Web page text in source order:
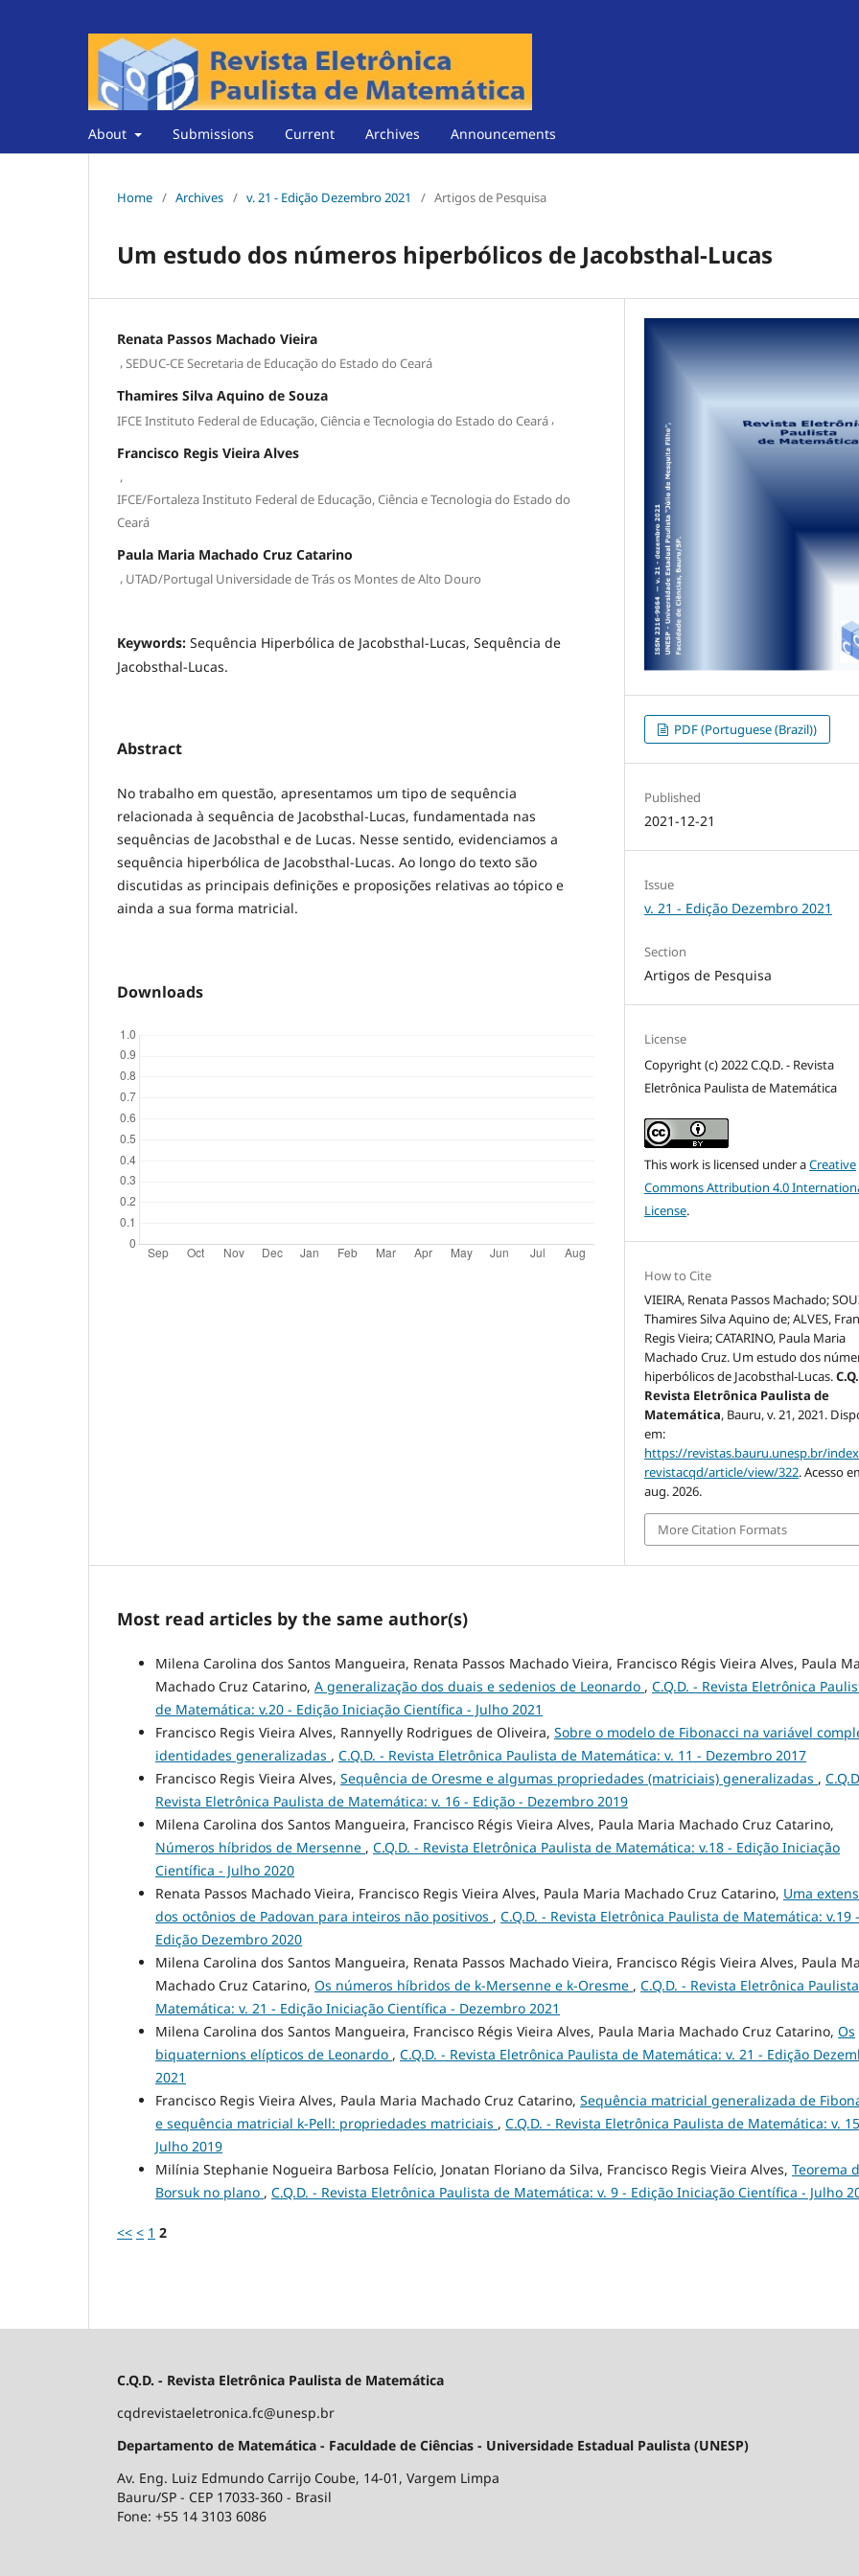
About Submissions Current Archives Announcements
Home / Archives / v. 21 - Edição Dezembro 2021 / Artigos de Pesquisa
Um estudo dos números hiperbólicos de Jacobsthal-Lucas
Renata Passos Machado Vieira
,SEDUC-CE Secretaria de Educação do Estado do Ceará
Thamires Silva Aquino de Souza
IFCE Instituto Federal de Educação, Ciência e Tecnologia do Estado do Ceará ,
Francisco Regis Vieira Alves
,
IFCE/Fortaleza Instituto Federal de Educação, Ciência e Tecnologia do Estado do
Ceará
Paula Maria Machado Cruz Catarino
, UTAD/Portugal Universidade de Trás os Montes de Alto Douro
Keywords: Sequência Hiperbólica de Jacobsthal-Lucas, Sequência de
Jacobsthal-Lucas.
Abstract
No trabalho em questão, apresentamos um tipo de sequência
relacionada à sequência de Jacobsthal-Lucas, fundamentada nas
sequências de Jacobsthal e de Lucas. Nesse sentido, evidenciamos a
sequência hiperbólica de Jacobsthal-Lucas. Ao longo do texto são
discutidas as principais definições e proposições relativas ao tópico e
ainda a sua forma matricial.
Downloads
PDF (Portuguese (Brazil))
Published
2021-12-21
Issue
v. 21 - Edição Dezembro 2021
Section
Artigos de Pesquisa
License
Copyright (c) 2022 C.Q.D. - Revista
Eletrônica Paulista de Matemática
This work is licensed under aCreative
Commons Attribution 4.0
License.
How to Cite
VIEIRA, Renata Passos Machado;
Thamires Silva Aquino de; ALVES,
Regis Vieira; CATARINO, Paula Maria
Machado Cruz. Um estudo dos
hiperbólicos de Jacobsthal-Lucas.
Revista Eletrônica Paulista de
Matemática, Bauru, v. 21, 2021.
em:
https://revistas.bauru.unesp.br/
revistacqd/article/view/322. Acesso
aug. 2026.
More Citation Formats
Most read articles by the same author(s)
Milena Carolina dos Santos Mangueira, Renata Passos Machado Vieira, Francisco Régis Vieira Alves, Paula
Machado Cruz Catarino, A generalização dos duais e sedenios de Leonardo , C.Q.D. - Revista Eletrônica
de Matemática: v.20 - Edição Iniciação Científica - Julho 2021
Francisco Regis Vieira Alves, Rannyelly Rodrigues de Oliveira, Sobre o modelo de Fibonacci na variável
identidades generalizadas , C.Q.D. - Revista Eletrônica Paulista de Matemática: v. 11 - Dezembro 2017
Francisco Regis Vieira Alves, Sequência de Oresme e algumas propriedades (matriciais) generalizadas ,
Revista Eletrônica Paulista de Matemática: v. 16 - Edição - Dezembro 2019
Milena Carolina dos Santos Mangueira, Francisco Régis Vieira Alves, Paula Maria Machado Cruz Catarino,
Números híbridos de Mersenne , C.Q.D. - Revista Eletrônica Paulista de Matemática: v.18 - Edição Iniciação
Científica - Julho 2020
Renata Passos Machado Vieira, Francisco Regis Vieira Alves, Paula Maria Machado Cruz Catarino, Uma
dos octônios de Padovan para inteiros não positivos , C.Q.D. - Revista Eletrônica Paulista de Matemática: v.19 -
Edição Dezembro 2020
Milena Carolina dos Santos Mangueira, Renata Passos Machado Vieira, Francisco Régis Vieira Alves, Paula
Machado Cruz Catarino, Os números híbridos de k-Mersenne e k-Oresme , C.Q.D. - Revista Eletrônica
Matemática: v. 21 - Edição Iniciação Científica - Dezembro 2021
Milena Carolina dos Santos Mangueira, Francisco Régis Vieira Alves, Paula Maria Machado Cruz Catarino, Os
biquaternions elípticos de Leonardo , C.Q.D. - Revista Eletrônica Paulista de Matemática: v. 21 - Edição
2021
Francisco Regis Vieira Alves, Paula Maria Machado Cruz Catarino, Sequência matricial generalizada de
e sequência matricial k-Pell: propriedades matriciais , C.Q.D. - Revista Eletrônica Paulista de Matemática: v.
Julho 2019
Milínia Stephanie Nogueira Barbosa Felício, Jonatan Floriano da Silva, Francisco Regis Vieira Alves, Teorema
Borsuk no plano , C.Q.D. - Revista Eletrônica Paulista de Matemática: v. 9 - Edição Iniciação Científica - Julho
<< < 1 2
C.Q.D. - Revista Eletrônica Paulista de Matemática
cqdrevistaeletronica.fc@unesp.br
Departamento de Matemática - Faculdade de Ciências - Universidade Estadual Paulista (UNESP)
Av. Eng. Luiz Edmundo Carrijo Coube, 14-01, Vargem Limpa
Bauru/SP - CEP 17033-360 - Brasil
Fone: +55 14 3103 6086